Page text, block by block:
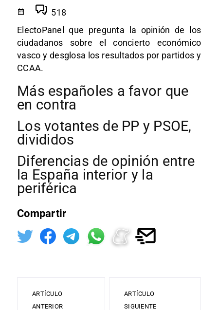
518
ElectoPanel que pregunta la opinión de los
ciudadanos sobre el concierto económico
vasco y desglosa los resultados por partidos y
CCAA.
Más españoles a favor que
en contra
Los votantes de PP y PSOE,
divididos
Diferencias de opinión entre
la España interior y la
periférica
Compartir
ARTÍCULO
ANTERIOR
ARTÍCULO
SIGUIENTE